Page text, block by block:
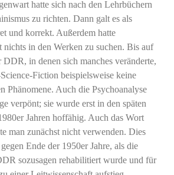
hatte sich nach den Lehrbüchern
zu richten. Dann galt es als
und korrekt. Außerdem hatte
nichts in den Werken zu suchen. Bis auf
DDR, in denen sich manches veränderte,
Fiction beispielsweise keine
Phänomene. Auch die Psychoanalyse
verpönt; sie wurde erst in den späten
Jahren hoffähig. Auch das Wort
man zunächst nicht verwenden. Dies
Ende der 1950er Jahre, als die
sozusagen rehabilitiert wurde und für